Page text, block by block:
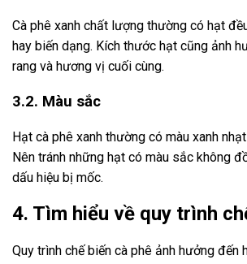
Cà phê xanh chất lượng thường có hạt
hay biến dạng. Kích thước hạt cũng ảnh
rang và hương vị cuối cùng.
3.2. Màu sắc
Hạt cà phê xanh thường có màu xanh
Nên tránh những hạt có màu sắc không
dấu hiệu bị mốc.
4. Tìm hiểu về quy trình
Quy trình chế biến cà phê ảnh hưởng đến